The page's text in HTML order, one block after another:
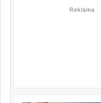
Reklama